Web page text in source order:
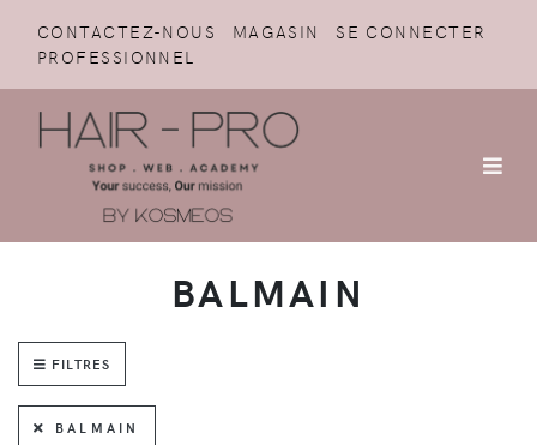
CONTACTEZ-NOUS MAGASIN
SE CONNECTER
PROFESSIONNEL
BALMAIN
FILTRES
BALMAIN